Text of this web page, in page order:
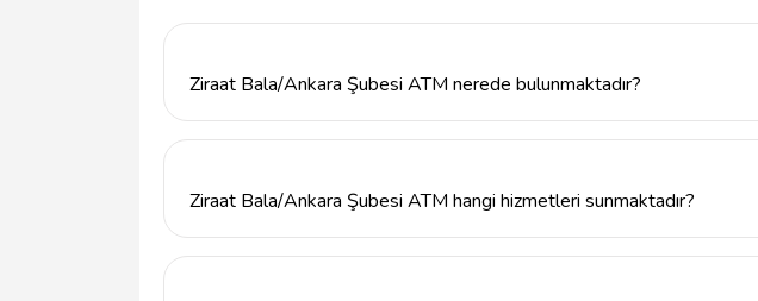
Ziraat Bala/Ankara Şubesi ATM nerede bulunmaktadır?
Ziraat Bala/Ankara Şubesi ATM hangi hizmetleri sunmaktadır?